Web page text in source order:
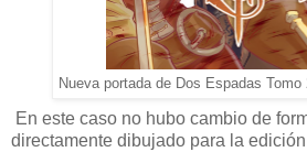
Nueva portada de Dos Espadas
En este caso no hubo cambio de
directamente dibujado para la